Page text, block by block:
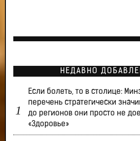
НЕДАВНО
Если болеть, то в столице:
перечень стратегически
до регионов они просто не
«Здоровье»